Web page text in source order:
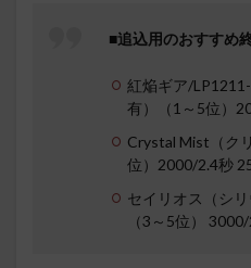
■追込用のおすすめ
紅焔ギア/
有）（1～5位）
Crystal Mist（ク
位）2000/2.4秒
セイリオス（シ
（3～5位）